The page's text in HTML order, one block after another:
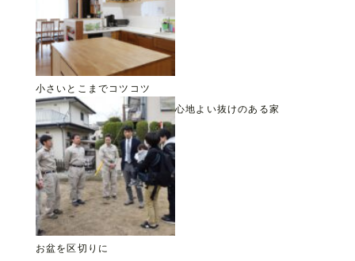
小さいとこまでコツコツ
お盆を区切りに
心地よい抜けのある家